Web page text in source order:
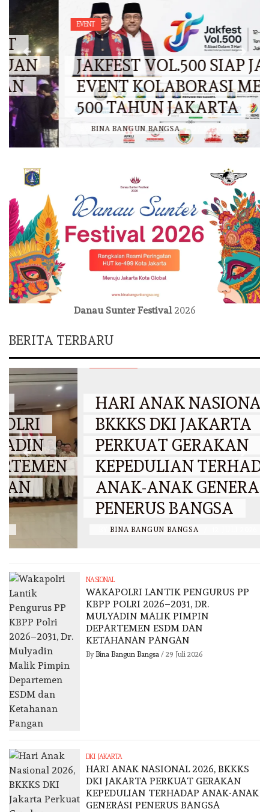
JAKFEST VOL.500 SIAP JADI
EVENT KOLABORASI MENUJU
500 TAHUN JAKARTA
BINA BANGUN BANGSA / 27 MEI 2026
Danau Sunter Festival2026
BERITA TERBARU
HARI ANAK NASIONAL 2026,
BKKKS DKI JAKARTA
PERKUAT GERAKAN
KEPEDULIAN TERHADAP
ANAK-ANAK GENERASI
PENERUS BANGSA
BINA BANGUN BANGSA / 12 JULI 2026
NASIONAL
WAKAPOLRI LANTIK PENGURUS PP
KBPP POLRI 2026–2031, DR.
MULYADIN MALIK PIMPIN
DEPARTEMEN ESDM DAN
KETAHANAN PANGAN
By Bina Bangun Bangsa/ 29 Juli 2026
DKI JAKARTA
HARI ANAK NASIONAL 2026, BKKKS
DKI JAKARTA PERKUAT GERAKAN
KEPEDULIAN TERHADAP ANAK-ANAK
GENERASI PENERUS BANGSA